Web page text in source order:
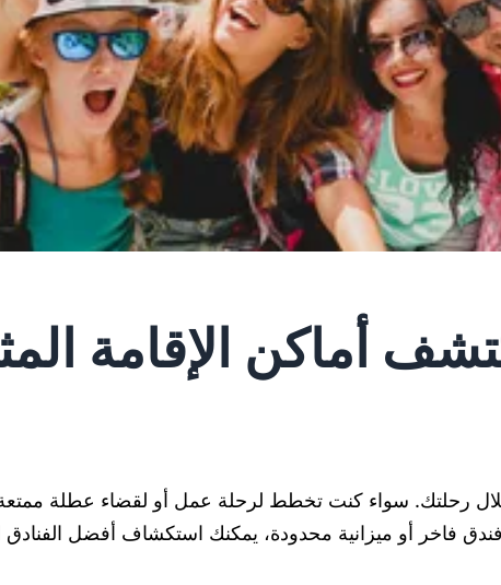
أماكن الإقامة
رحلتك. سواء كنت تخطط لرحلة عمل أو لقضاء عطلة
فاخر أو ميزانية محدودة، يمكنك استكشاف أفضل الفنادق